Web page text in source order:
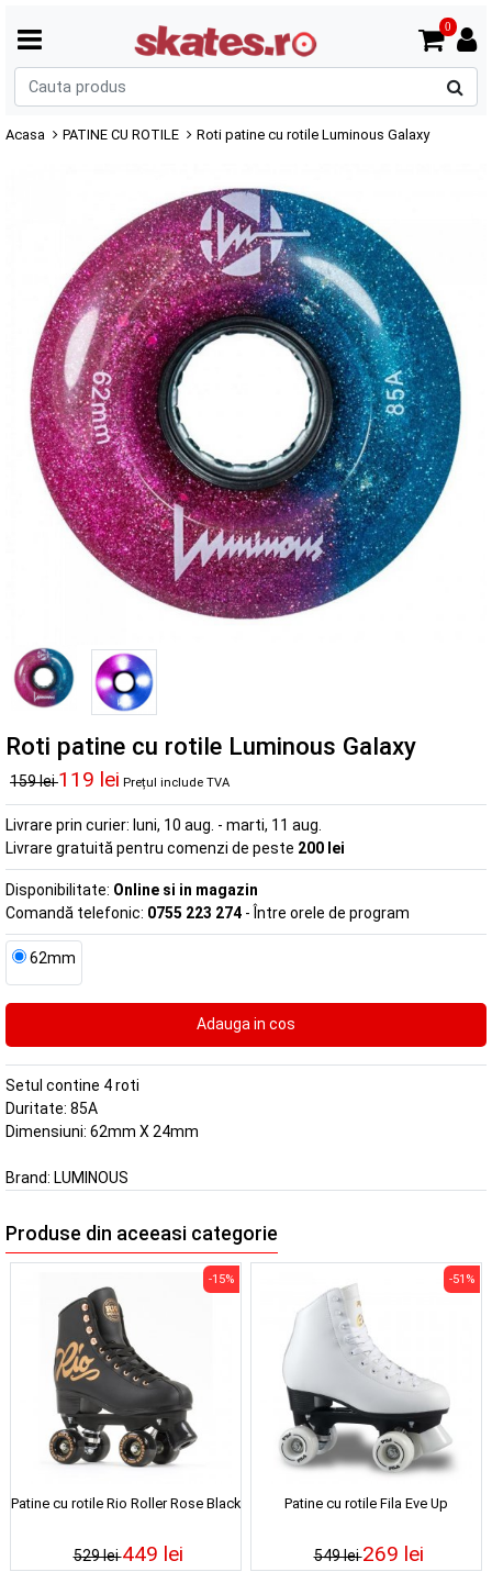
0
Acasa PATINE CU ROTILE Roti patine cu rotile Luminous Galaxy
Roti patine cu rotile Luminous Galaxy
159 lei119 lei Prețul include TVA
Livrare prin curier: luni, 10 aug. - marti, 11 aug.
Livrare gratuită pentru comenzi de peste 200 lei
Disponibilitate: Online si in magazin
Comandă telefonic: 0755 223 274 - Între orele de program
62mm
Setul contine 4 roti
Duritate: 85A
Dimensiuni: 62mm X 24mm
Brand: LUMINOUS
Produse din aceeasi categorie
Patine cu rotile Rio Roller Rose Black
529 lei
-15%
449 lei
Patine cu rotile Fila Eve Up
549 lei
-51%
269 lei